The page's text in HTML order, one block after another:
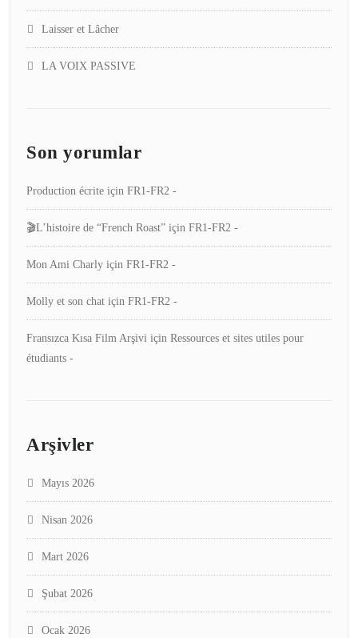
Laisser et Lâcher
LA VOIX PASSIVE
Son yorumlar
Production écrite için FR1-FR2 -
🎬L’histoire de “French Roast” için FR1-FR2 -
Mon Ami Charly için FR1-FR2 -
Molly et son chat için FR1-FR2 -
Fransızca Kısa Film Arşivi için Ressources et sites utiles pour
étudiants -
Arşivler
Mayıs 2026
Nisan 2026
Mart 2026
Şubat 2026
Ocak 2026